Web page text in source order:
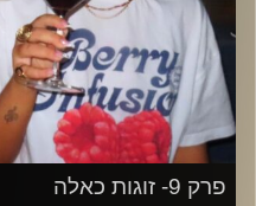
פרק 9- זוגות כאלה